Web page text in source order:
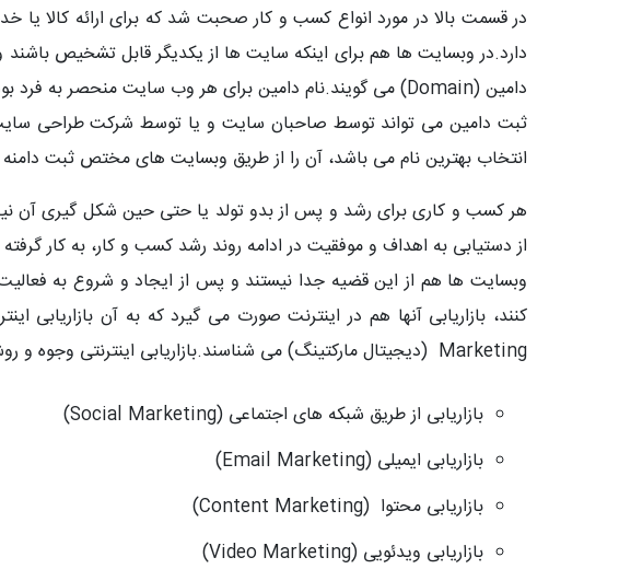
در قسمت بالا در مورد انواع کسب و کار صحبت شد که برای ارائه کالا
دارد.در وبسایت ها هم برای اینکه سایت ها از یکدیگر قابل تشخیص
دامین (Domain) می گویند.نام دامین برای هر وب سایت منحصر به فرد بوده و کاربران اینترنت با وارد کردن نام دامنه در مرورگرها می توانند وارد سایت مورد نظر شوند.
ثبت دامین می تواند توسط صاحبان سایت و یا توسط شرکت طراحی
انتخاب بهترین نام می باشد، آن را از طریق وبسایت های مختص ثبت
هر کسب و کاری برای رشد و پس از بدو تولد یا حتی حین شکل گیری آن نیاز
از دستیابی به اهداف و موفقیت در ادامه روند رشد کسب و کار، به کار
وبسایت ها هم از این قضیه جدا نیستند و پس از ایجاد و شروع به فعالیت
Marketing (دیجیتال مارکتینگ) می شناسند.بازاریابی اینترنتی وجوه و روش های مختلفی دارد که تعدادی از آنها را بیان در ادامه بیان خواهیم کرد.
بازاریابی از طریق شبکه های اجتماعی (Social Marketing)
بازاریابی ایمیلی (Email Marketing)
بازاریابی محتوا (Content Marketing)
بازاریابی ویدئویی (Video Marketing)